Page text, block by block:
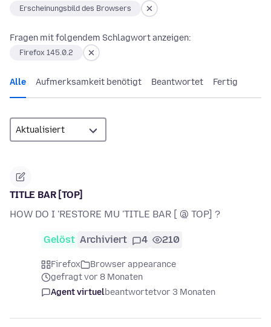
Erscheinungsbild des Browsers
Fragen mit folgendem Schlagwort anzeigen:
Firefox 145.0.2
Alle Aufmerksamkeit benötigt Beantwortet Fertig
TITLE BAR [TOP]
HOW DO I 'RESTORE MU 'TITLE BAR [ @ TOP] ?
Gelöst Archiviert 4 210
Firefox
Browser appearance
gefragt vor 8 Monaten
Agent virtuelbeantwortetvor 3 Monaten